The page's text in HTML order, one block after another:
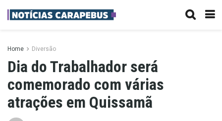
Home Diversão
Dia do Trabalhador será
comemorado com várias
atrações em Quissamã